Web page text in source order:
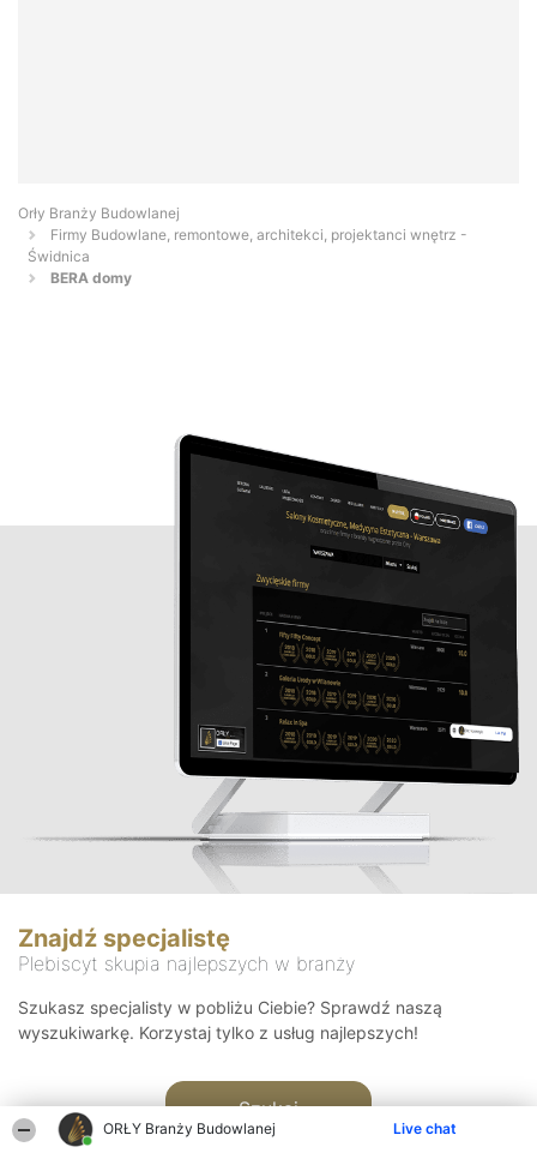
ORŁY Branży Budowlanej Live chat
Orły Branży Budowlanej
Firmy Budowlane, remontowe, architekci, projektanci wnętrz -
Świdnica
BERA domy
Znajdź specjalistę
Plebiscyt skupia najlepszych w branży
Szukasz specjalisty w pobliżu Ciebie? Sprawdź naszą
wyszukiwarkę. Korzystaj tylko z usług najlepszych!
Szukaj